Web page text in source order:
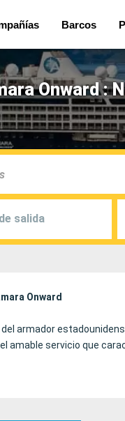
Barcos
Onward :
salida
Onward
armador
amable servicio que